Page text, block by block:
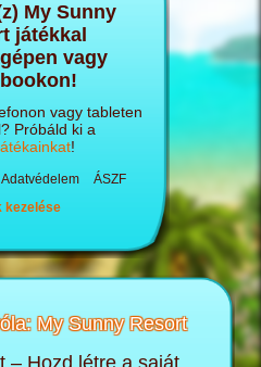
My Sunny
játékkal
vagy
vagy tableten
Próbáld ki a
!
Adatvédelem
ÁSZF
kezelése
My Sunny Resort
– Hozd létre a saját